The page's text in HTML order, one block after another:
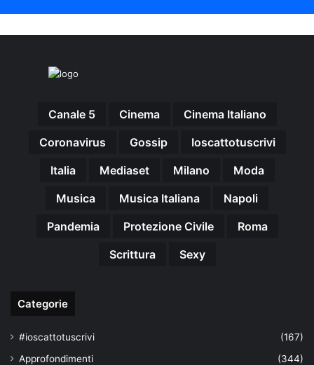
Canale 5 Cinema
Cinema Italiano
Coronavirus
Gossip
Ioscattotuscrivi
Italia
Mediaset Milano
Moda
Musica
Musica Italiana
Napoli
Pandemia
Protezione Civile
Roma
Scrittura
Sexy
Categorie
#ioscattotuscrivi
(167)
Approfondimenti
(344)